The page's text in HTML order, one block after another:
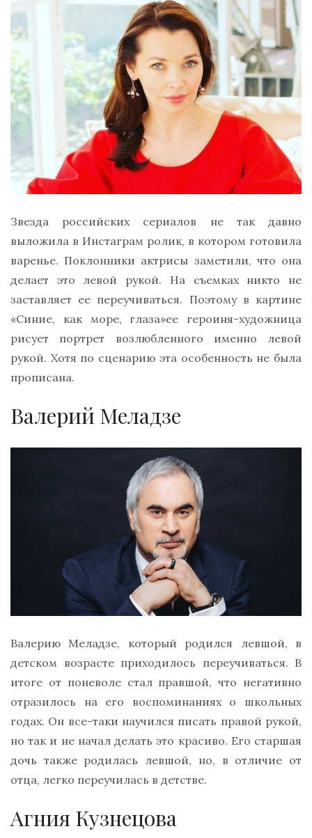
Звезда российских сериалов не так давно
выложила в Инстаграм ролик, в котором готовила
варенье. Поклонники актрисы заметили, что она
делает это левой рукой. На съемках никто не
заставляет ее переучиваться. Поэтому в картине
«Синие, как море, глаза»ее героиня-художница
рисует портрет возлюбленного именно левой
рукой. Хотя по сценарию эта особенность не была
прописана.
Валерий Меладзе
Валерию Меладзе, который родился левшой, в
детском возрасте приходилось переучиваться. В
итоге от поневоле стал правшой, что негативно
отразилось на его воспоминаниях о школьных
годах. Он все-таки научился писать правой рукой,
но так и не начал делать это красиво. Его старшая
дочь также родилась левшой, но, в отличие от
отца, легко переучилась в детстве.
Агния Кузнецова